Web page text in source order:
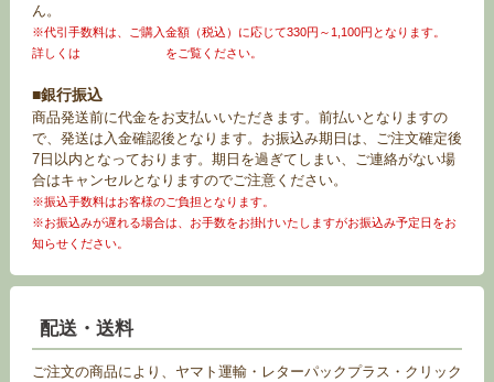
ん。
※代引手数料は、ご購入金額（税込）に応じて330円～1,100円となります。
詳しくは
をご覧ください。
■銀行振込
商品発送前に代金をお支払いいただきます。前払いとなりますの
で、発送は入金確認後となります。お振込み期日は、ご注文確定後
7日以内となっております。期日を過ぎてしまい、ご連絡がない場
合はキャンセルとなりますのでご注意ください。
※振込手数料はお客様のご負担となります。
※お振込みが遅れる場合は、お手数をお掛けいたしますがお振込み予定日をお
知らせください。
配送・送料
ご注文の商品により、ヤマト運輸・レターパックプラス・クリック